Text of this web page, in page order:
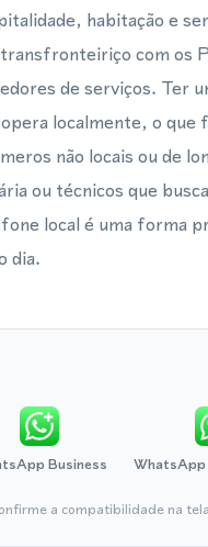
habitação e
com os
de serviços. Ter
localmente, o
não locais ou de
ou técnicos que
local é uma forma
dia.
Business WhatsApp
a compatibilidade na